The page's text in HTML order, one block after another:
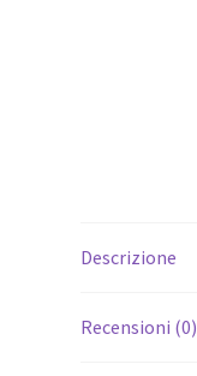
Descrizione
Recensioni (0)